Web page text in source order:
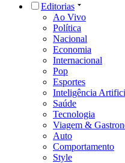
Editorias
Ao Vivo
Política
Nacional
Economia
Internacional
Pop
Esportes
Inteligência
Saúde
Tecnologia
Viagem &
Auto
Comportamento
Style